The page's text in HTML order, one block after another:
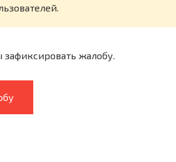
зафиксировать жалобу.